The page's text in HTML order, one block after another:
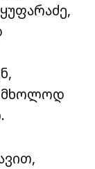
მხოლოდ